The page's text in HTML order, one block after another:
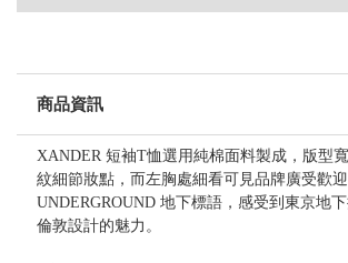
商品資訊
XANDER 短袖T恤選用純棉面料製成，版型
紋細節妝點，而左胸處細看可見品牌廣受歡
UNDERGROUND 地下標語，感受到東京地
倫敦設計的魅力。